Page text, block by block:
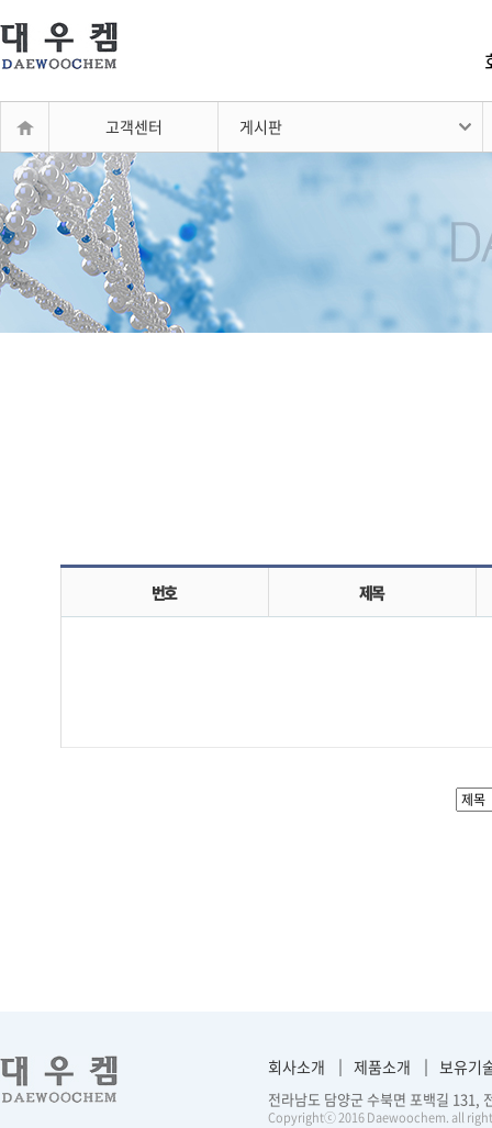
고객센터 게시판
번호 제목
회사소개 제품소개 보유기
전라남도 담양군 수북면 포백길
Copyrightⓒ 2016 Daewoochem. all